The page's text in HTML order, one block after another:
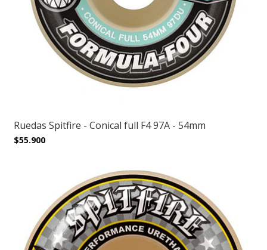
Ruedas Spitfire - Conical full F4 97A - 54mm
$55.900